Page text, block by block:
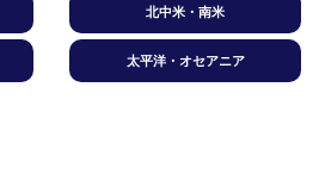
北中米・南米
太平洋・オセアニア